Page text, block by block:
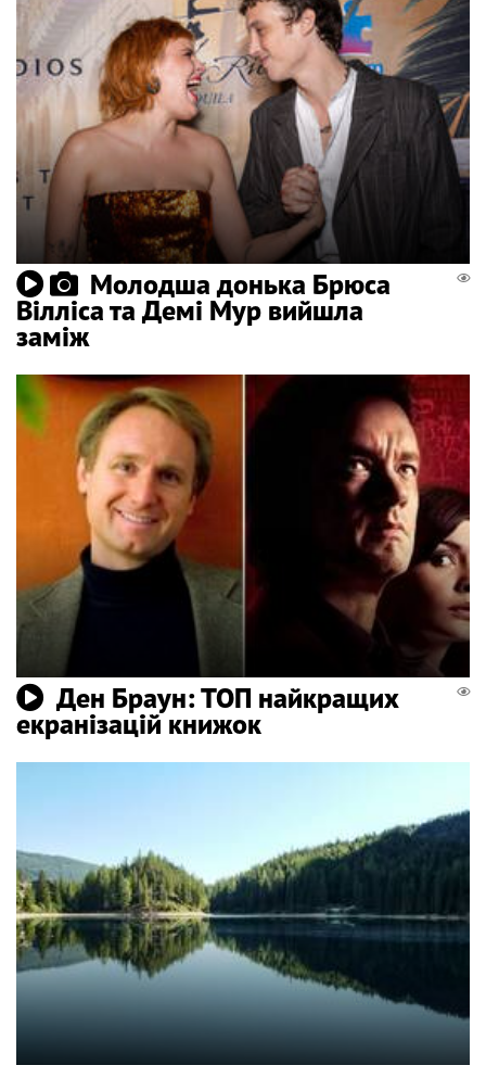
Молодша донька Брюса
Вілліса та Демі Мур вийшла
заміж
Ден Браун: ТОП найкращих
екранізацій книжок